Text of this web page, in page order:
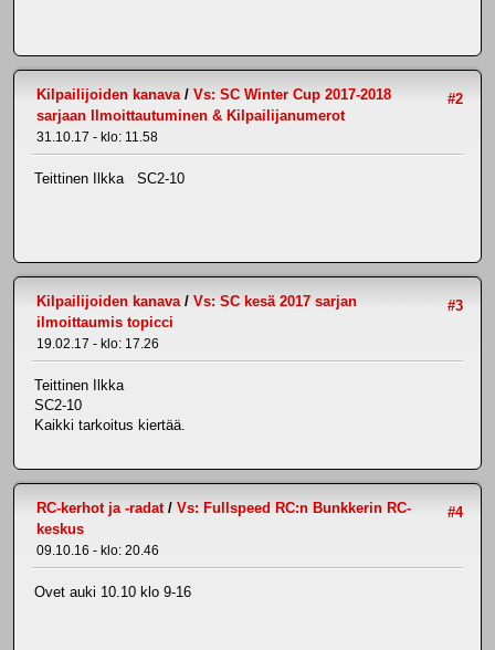
#2
Kilpailijoiden kanava/ Vs: SC Winter Cup 2017-2018
sarjaan Ilmoittautuminen & Kilpailijanumerot
31.10.17 - klo: 11.58
Teittinen Ilkka SC2-10
#3
Kilpailijoiden kanava/ Vs: SC kesä 2017 sarjan
ilmoittaumis topicci
19.02.17 - klo: 17.26
Teittinen Ilkka
SC2-10
Kaikki tarkoitus kiertää.
#4
RC-kerhot ja -radat/ Vs: Fullspeed RC:n Bunkkerin RC-
keskus
09.10.16 - klo: 20.46
Ovet auki 10.10 klo 9-16